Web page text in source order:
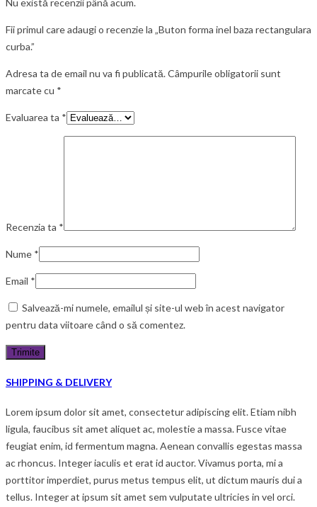
Nu există recenzii până acum.
Fii primul care adaugi o recenzie la „Buton forma inel baza rectangulara
curba.”
Adresa ta de email nu va fi publicată.Câmpurile obligatorii sunt
marcate cu *
Evaluarea ta *
Recenzia ta *
Nume *
Email *
Salvează-mi numele, emailul și site-ul web în acest navigator
pentru data viitoare când o să comentez.
SHIPPING & DELIVERY
Lorem ipsum dolor sit amet, consectetur adipiscing elit. Etiam nibh
ligula, faucibus sit amet aliquet ac, molestie a massa. Fusce vitae
feugiat enim, id fermentum magna. Aenean convallis egestas massa
ac rhoncus. Integer iaculis et erat id auctor. Vivamus porta, mi a
porttitor imperdiet, purus metus tempus elit, ut dictum mauris dui a
tellus. Integer at ipsum sit amet sem vulputate ultricies in vel orci.